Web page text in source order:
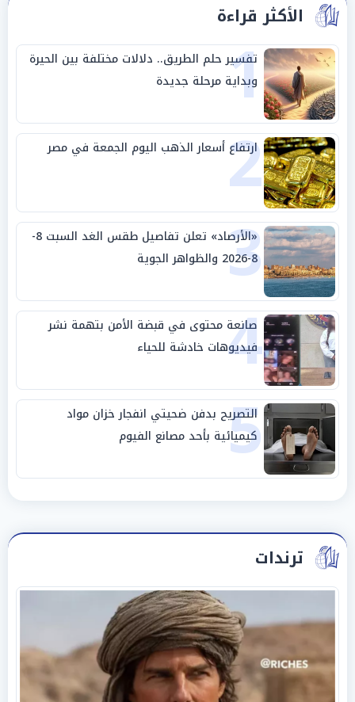
الأكثر قراءة
1
تفسير حلم الطريق.. دلالات مختلفة بين الحيرة
وبداية مرحلة جديدة
2
ارتفاع أسعار الذهب اليوم الجمعة في مصر
3
«الأرصاد» تعلن تفاصيل طقس الغد السبت 8-
8-2026 والظواهر الجوية
4
صانعة محتوى في قبضة الأمن بتهمة نشر
فيديوهات خادشة للحياء
5
التصريح بدفن ضحيتي انفجار خزان مواد
كيميائية بأحد مصانع الفيوم
ترندات